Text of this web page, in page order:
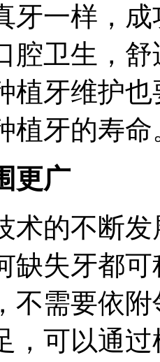
牙一样，
腔卫生，
植牙维护
植牙的寿命
更广
术的不断
缺失牙都
不需要依
，可以通